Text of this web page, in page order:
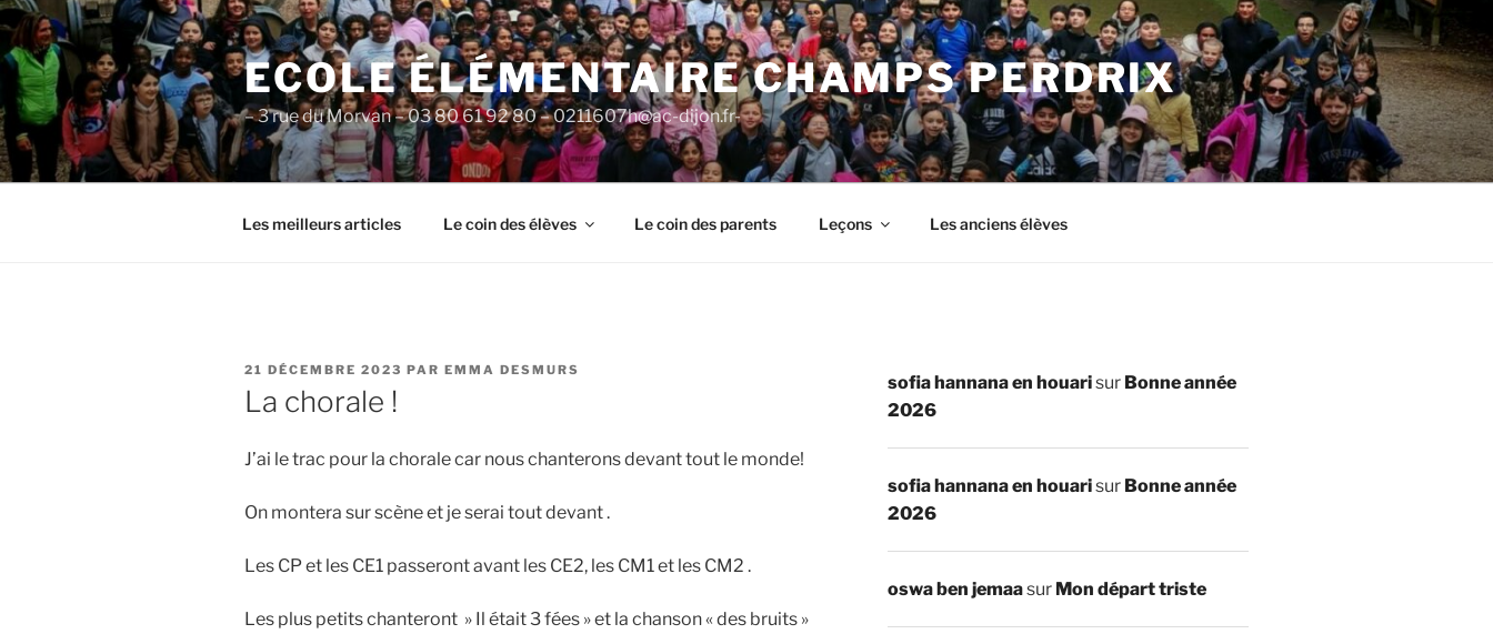
Aller
au
contenu
principal
ECOLE ÉLÉMENTAIRE CHAMPS PERDRIX
– 3 rue du Morvan – 03 80 61 92 80 – 0211607h@ac-dijon.fr-
Les meilleurs articles Le coin des élèves Le coin des parents Leçons Les anciens élèves
PUBLIÉ
LE
21 DÉCEMBRE 2023 PAR EMMA DESMURS
La chorale !
J’ai le trac pour la chorale car nous chanterons devant tout le monde!
On montera sur scène et je serai tout devant .
Les CP et les CE1 passeront avant les CE2, les CM1 et les CM2 .
Les plus petits chanteront » Il était 3 fées » et la chanson « des bruits »
sofia hannana en houarisur Bonne année
2026
sofia hannana en houarisur Bonne année
2026
oswa ben jemaasur Mon départ triste